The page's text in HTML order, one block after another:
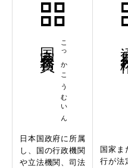
こっかこうむいん
国家公務員
日本国政府に所属
し、国の行政機関
や立法機関、司法
国家ま
行が法